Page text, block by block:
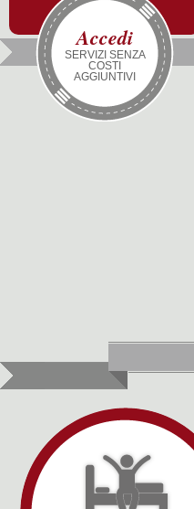
Accedi
SERVIZI SENZA
COSTI
AGGIUNTIVI